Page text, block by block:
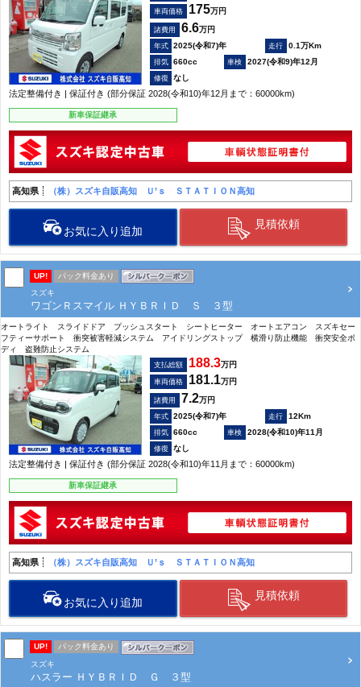
車両価格 175万円
諸費用 6.6万円
2025(令和7)年
0.1万Km
660cc
2027(令和9)年12月
なし
法定整備付き | 保証付き (部分保証 2028(令和10)年12月まで：60000km)
新車保証継承
高知県 （株）スズキ自販高知 Ｕ’ｓ ＳＴＡＴＩＯＮ高知
お気に入り追加
見積依頼
UP!
パック料金あり
スズキ
ワゴンＲスマイル ＨＹＢＲＩＤ Ｓ ３型
オートライト スライドドア プッシュスタート シートヒーター オートエアコン スズキセー
フティーサポート 衝突被害軽減システム アイドリングストップ 横滑り防止機能 衝突安全ボ
ディ 盗難防止システム
支払総額 188.3万円
車両価格 181.1万円
諸費用 7.2万円
2025(令和7)年
12Km
660cc
2028(令和10)年11月
なし
法定整備付き | 保証付き (部分保証 2028(令和10)年11月まで：60000km)
新車保証継承
高知県 （株）スズキ自販高知 Ｕ’ｓ ＳＴＡＴＩＯＮ高知
お気に入り追加
見積依頼
UP!
パック料金あり
スズキ
ハスラー ＨＹＢＲＩＤ Ｇ ３型